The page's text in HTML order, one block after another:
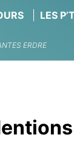
LES
ERDRE